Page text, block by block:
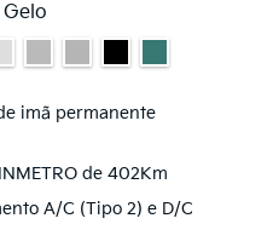
imã permanente
de 402Km
A/C (Tipo 2) e D/C